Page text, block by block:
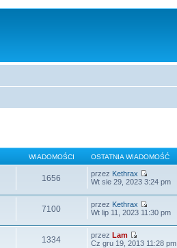
WIADOMOŚCI OSTATNIA WIADOMOŚĆ
1656 przez Kethrax
Wt sie 29, 2023 3:24 pm
7100 przez Kethrax
Wt lip 11, 2023 11:30 pm
1334 przezLam
Cz gru 19, 2013 11:28 pm